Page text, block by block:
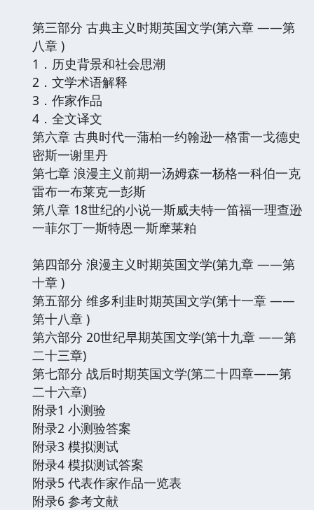
第三部分 古典主义时期英国文学(第六章 ——第
八章 )
1．历史背景和社会思潮
2．文学术语解释
3．作家作品
4．全文译文
第六章 古典时代一蒲柏一约翰逊一格雷一戈德史
密斯一谢里丹
第七章 浪漫主义前期一汤姆森一杨格一科伯一克
雷布一布莱克一彭斯
第八章 18世纪的小说一斯威夫特一笛福一理查逊
一菲尔丁一斯特恩一斯摩莱粕
第四部分 浪漫主义时期英国文学(第九章 ——第
十章 )
第五部分 维多利韭时期英国文学(第十一章 ——
第十八章 )
第六部分 20世纪早期英国文学(第十九章 ——第
二十三章)
第七部分 战后时期英国文学(第二十四章——第
二十六章)
附录1 小测验
附录2 小测验答案
附录3 模拟测试
附录4 模拟测试答案
附录5 代表作家作品一览表
附录6 参考文献